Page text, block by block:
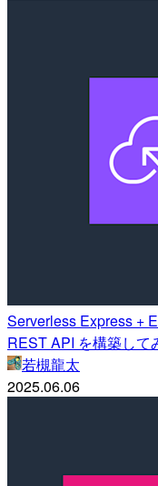
Serverless Express +
REST API を構築して
若槻龍太
2025.06.06